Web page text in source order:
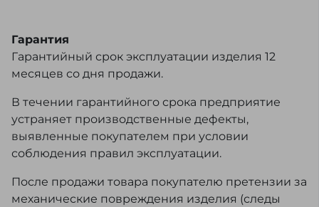
Гарантия
Гарантийный срок эксплуатации изделия 12
месяцев со дня продажи.
В течении гарантийного срока предприятие
устраняет производственные дефекты,
выявленные покупателем при условии
соблюдения правил эксплуатации.
После продажи товара покупателю претензии за
механические повреждения изделия (следы